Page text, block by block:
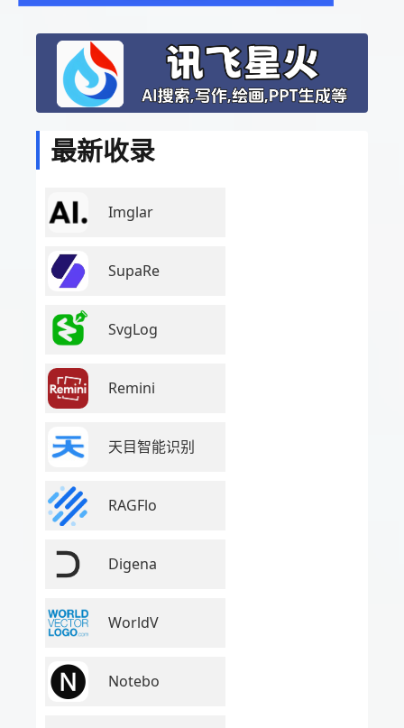
最新收录
Imglar
SupaRe
SvgLog
Remini
天目智能识别
RAGFlo
Digena
WorldV
Notebo